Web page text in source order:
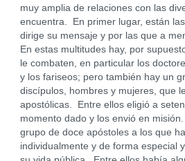
muy amplia de relaciones con las
encuentra. En primer lugar, están
dirige su mensaje y por las que a
En estas multitudes hay, por
le combaten, en particular los
y los fariseos; pero también hay un
discípulos, hombres y mujeres, que
apostólicas. Entre ellos eligió a
momento dado y los envió en
grupo de doce apóstoles a los que
individualmente y de forma especial